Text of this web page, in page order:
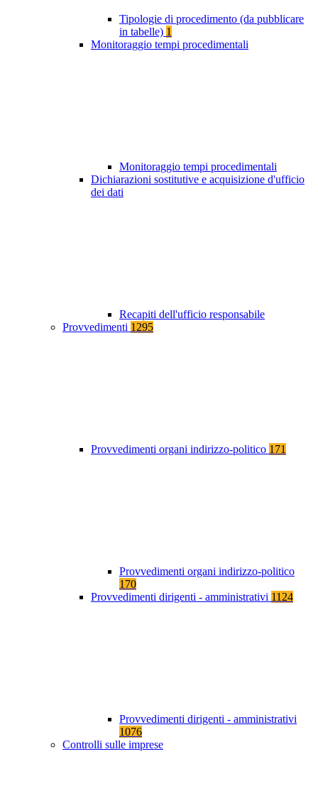
Tipologie di procedimento (da pubblicare
in tabelle) 1
Monitoraggio tempi procedimentali
Monitoraggio tempi procedimentali
Dichiarazioni sostitutive e acquisizione d'ufficio
dei dati
Recapiti dell'ufficio responsabile
Provvedimenti 1295
Provvedimenti organi indirizzo-politico 171
Provvedimenti organi indirizzo-politico
170
Provvedimenti dirigenti - amministrativi 1124
Provvedimenti dirigenti - amministrativi
1076
Controlli sulle imprese